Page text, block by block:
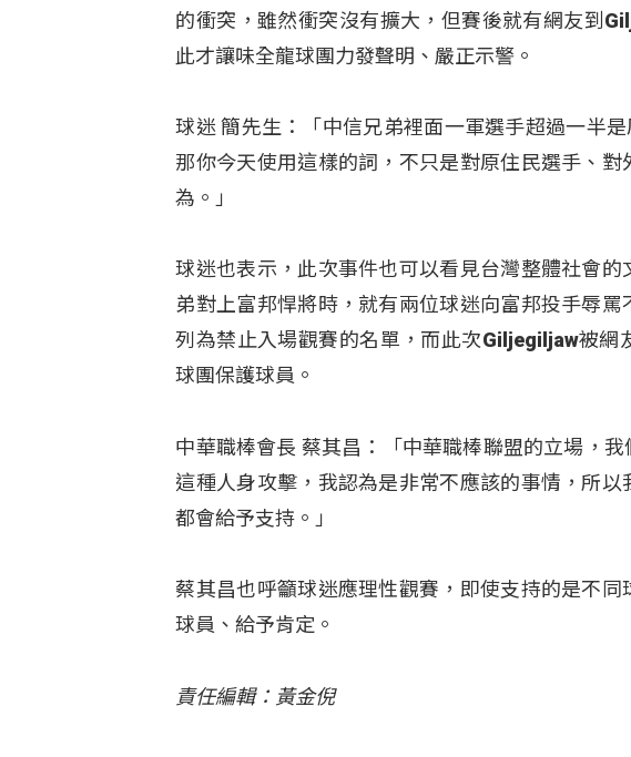
的衝突，雖然衝突沒有擴大，但賽後就有網友到
此才讓味全龍球團力發聲明、嚴正示警。
球迷 簡先生：「中信兄弟裡面一軍選手超過一半
那你今天使用這樣的詞，不只是對原住民選手、
為。」
球迷也表示，此次事件也可以看見台灣整體社會
弟對上富邦悍將時，就有兩位球迷向富邦投手辱
列為禁止入場觀賽的名單，而此次Giljegiljaw被
球團保護球員。
中華職棒會長 蔡其昌：「中華職棒聯盟的立場，
這種人身攻擊，我認為是非常不應該的事情，所
都會給予支持。」
蔡其昌也呼籲球迷應理性觀賽，即使支持的是不
球員、給予肯定。
責任編輯：黃金倪